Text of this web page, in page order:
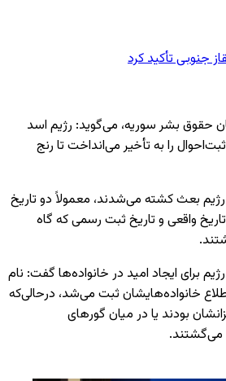
جنوبی تأکید کرد
حقوق بشر سوریه، می‌گوید: رژیم اسد
را به تأخیر می‌انداخت تا رنج
بعث کشته می‌شدند، معمولاً دو تاریخ
واقعی و تاریخ ثبت رسمی که گاه
برای ایجاد امید در خانواده‌ها گفت: نام
خانواده‌هایشان ثبت می‌شد، درحالی‌که
بودند یا در میان گورهای
می‌گشتند.